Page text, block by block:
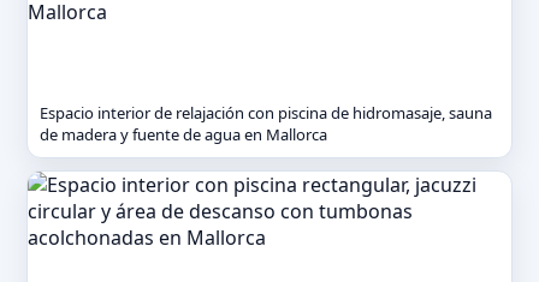
Espacio interior de relajación con piscina de hidromasaje, sauna
de madera y fuente de agua en Mallorca